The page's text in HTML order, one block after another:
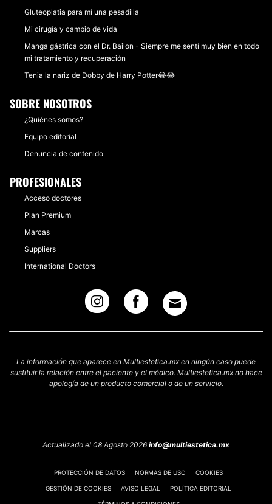
Gluteoplatia para mí una pesadilla
Mi cirugía y cambio de vida
Manga gástrica con el Dr. Bailon - Siempre me sentí muy bien en todo
mi tratamiento y recuperación
Tenia la nariz de Dobby de Harry Potter😂😂
SOBRE NOSOTROS
¿Quiénes somos?
Equipo editorial
Denuncia de contenido
PROFESIONALES
Acceso doctores
Plan Premium
Marcas
Suppliers
International Doctors
La información que aparece en Multiestetica.mx en ningún caso puede
sustituir la relación entre el paciente y el médico. Multiestetica.mx no hace
apología de un producto comercial o de un servicio.
Actualizado el 08 Agosto 2026 info@multiestetica.mx
PROTECCIÓN DE DATOS NORMAS DE USO COOKIES
GESTIÓN DE COOKIES AVISO LEGAL POLÍTICA EDITORIAL